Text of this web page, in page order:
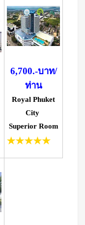
6,700.-บาท/
ท่าน
Royal Phuket
City
Superior Room